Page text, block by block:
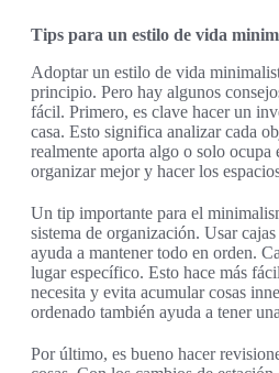
Tips para un estilo de vida
Adoptar un estilo de vida
principio. Pero hay algunos
fácil. Primero, es clave hacer un
casa. Esto significa analizar cada
realmente aporta algo o solo ocupa
organizar mejor y hacer los
Un tip importante para el
sistema de organización. Usar
ayuda a mantener todo en orden.
lugar específico. Esto hace más
necesita y evita acumular cosas
ordenado también ayuda a tener
Por último, es bueno hacer